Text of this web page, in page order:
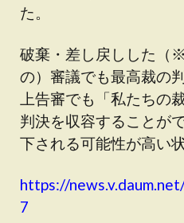
た。
破棄・差し戻しした（
の）審議でも最高裁の
上告審でも「私たちの
判決を収容することが
下される可能性が高い
https://
7